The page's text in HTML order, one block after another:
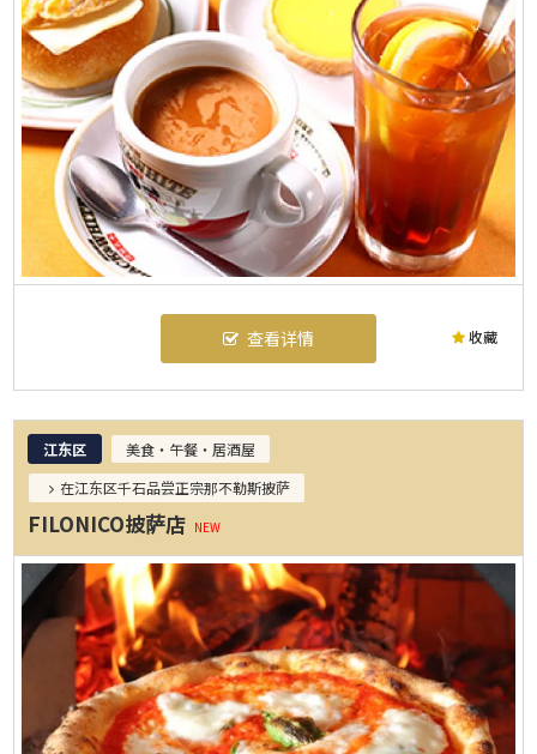
收藏
查看详情
江东区
美食・午餐・居酒屋
在江东区千石品尝正宗那不勒斯披萨
FILONICO披萨店 NEW